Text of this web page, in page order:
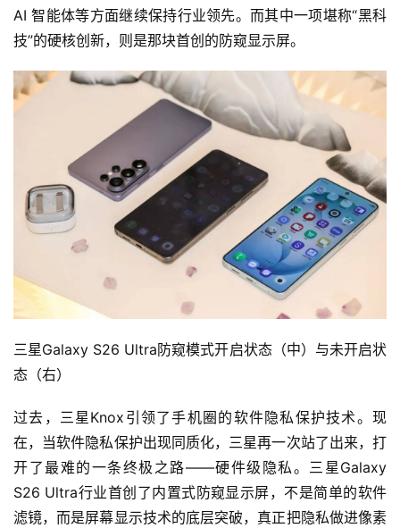
AI 智能体等方面继续保持行业领先。而其中一项堪称“黑科
技”的硬核创新，则是那块首创的防窥显示屏。
三星Galaxy S26 Ultra防窥模式开启状态（中）与未开启状
态（右）
过去，三星Knox引领了手机圈的软件隐私保护技术。现
在，当软件隐私保护出现同质化，三星再一次站了出来，打
开了最难的一条终极之路——硬件级隐私。三星Galaxy
S26 Ultra行业首创了内置式防窥显示屏，不是简单的软件
滤镜，而是屏幕显示技术的底层突破，真正把隐私做进像素